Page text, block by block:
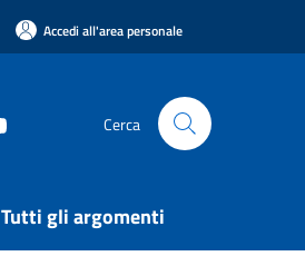
Accedi all'area personale
Cerca
Tutti gli argomenti